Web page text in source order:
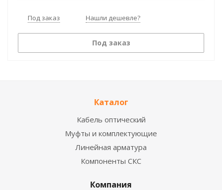
Под заказ Нашли дешевле?
Под заказ
Каталог
Кабель оптический
Муфты и комплектующие
Линейная арматура
Компоненты СКС
Компания